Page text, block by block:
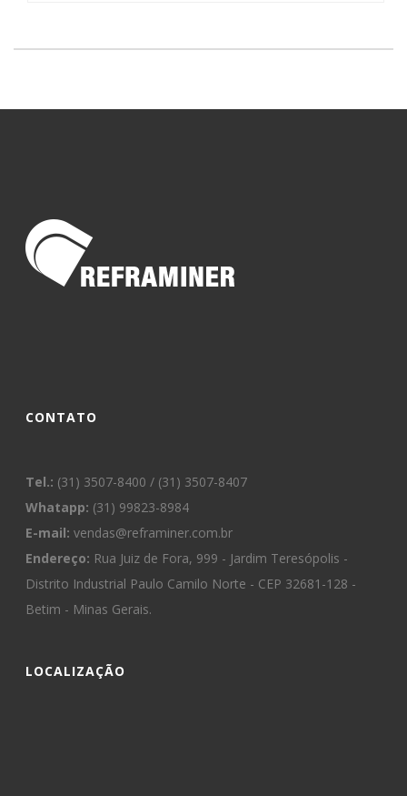
CONTATO
Tel.: (31) 3507-8400 / (31) 3507-8407
Whatapp: (31) 99823-8984
E-mail: vendas@reframiner.com.br
Endereço: Rua Juiz de Fora, 999 - Jardim Teresópolis -
Distrito Industrial Paulo Camilo Norte - CEP 32681-128 -
Betim - Minas Gerais.
LOCALIZAÇÃO